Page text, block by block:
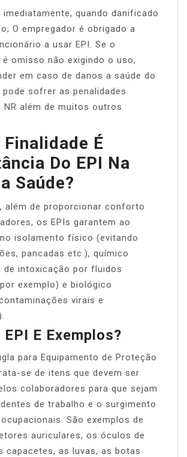
quando danificado
O empregador é obrigado a
a usar EPI. Se o
é omisso não exigindo o uso,
em caso de danos a saúde do
sofrer as penalidades
NR além de muitos outros
Finalidade É
Do EPI Na
Saúde?
além de proporcionar conforto
os EPIs garantem ao
isolamento físico (evitando
pancadas etc.), químico
de intoxicação por fluidos
exemplo) e biológico
virais e
EPI E Exemplos?
para Equipamento de Proteção
se de itens que devem ser
colaboradores para que sejam
de trabalho e o surgimento
São exemplos de
auriculares, os óculos de
capacetes, as luvas, as botas